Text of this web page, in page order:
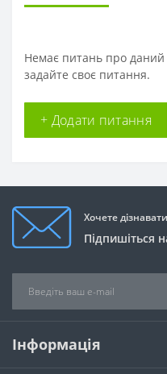
Немає питань про даний
задайте своє питання.
+ Додати питання
Хочете
Підпишіться
Інформація